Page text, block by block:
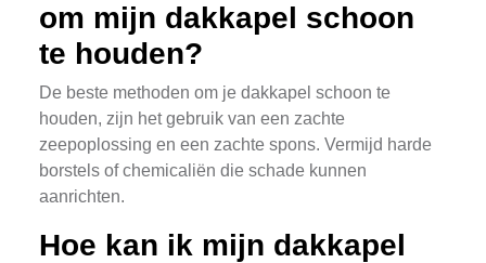
om mijn dakkapel schoon
te houden?
De beste methoden om je dakkapel schoon te
houden, zijn het gebruik van een zachte
zeepoplossing en een zachte spons. Vermijd harde
borstels of chemicaliën die schade kunnen
aanrichten.
Hoe kan ik mijn dakkapel